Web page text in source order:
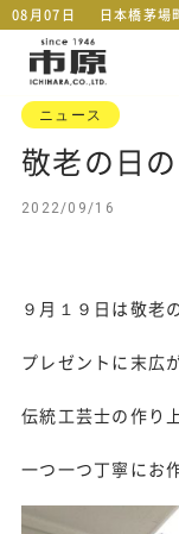
08月07日 日本橋茅場
ニュース
敬老の日
2022/09/16
９月１９日は敬老
プレゼントに末広
伝統工芸士の作り
一つ一つ丁寧にお